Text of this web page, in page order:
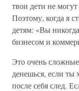
твои дети не
Поэтому, когда я
детям: «Вы
бизнесом и
Это очень
денешься, если ты
после себя след.